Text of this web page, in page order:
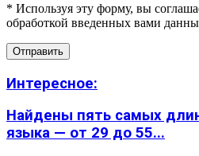
* Используя эту форму, вы
обработкой введенных вами
Интересное:
Найдены пять самых
языка — от 29 до 55...